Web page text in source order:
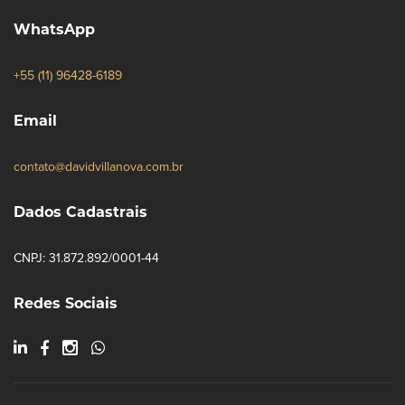
WhatsApp
+55 (11) 96428-6189
Email
contato@davidvillanova.com.br
Dados Cadastrais
CNPJ: 31.872.892/0001-44
Redes Sociais